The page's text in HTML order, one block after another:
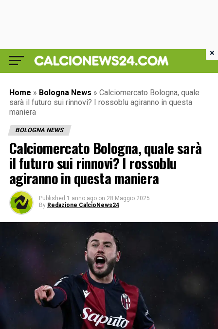
Home » Bologna News » Calciomercato Bologna, quale
sarà il futuro sui rinnovi? I rossoblu agiranno in questa
maniera
BOLOGNA NEWS
Calciomercato Bologna, quale sarà
il futuro sui rinnovi? I rossoblu
agiranno in questa maniera
Published 1 anno ago on 28 Maggio 2025
By Redazione CalcioNews24
×